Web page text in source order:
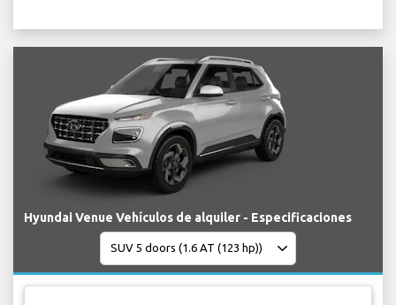
Hyundai Venue Vehículos de alquiler - Especificaciones